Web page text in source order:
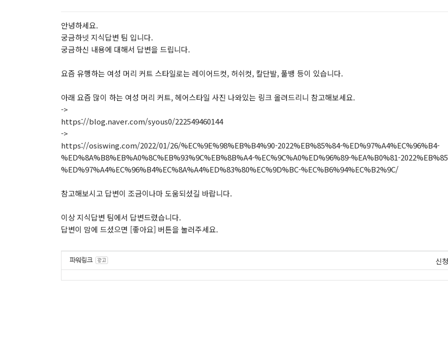
안녕하세요.
궁금하넷 지식답변 팀 입니다.
궁금하신 내용에 대해서 답변을 드립니다.
요즘 유행하는 여성 머리 커트 스타일로는 레이어드컷, 허쉬컷, 칼단발, 풀뱅 등이 있습니다.
아래 요즘 많이 하는 여성 머리 커트, 헤어스타일 사진 나와있는 링크 올려드리니 참고해보세요.
->
https://blog.naver.com/syous0/222549460144
->
https://osiswing.com/2022/01/26/%EC%9E%98%EB%B4%90-2022%EB%85%84-%ED%97%A4%EC%96%B4-
%ED%8A%B8%EB%A0%8C%EB%93%9C%EB%8B%A4-%EC%9C%A0%ED%96%89-%EA%B0%81-
%ED%97%A4%EC%96%B4%EC%8A%A4%ED%83%80%EC%9D%BC-%EC%B6%94%EC%B2%9C/
참고해보시고 답변이 조금이나마 도움되셨길 바랍니다.
이상 지식답변 팀에서 답변드렸습니다.
답변이 맘에 드셨으면 [좋아요] 버튼을 눌러주세요.
신